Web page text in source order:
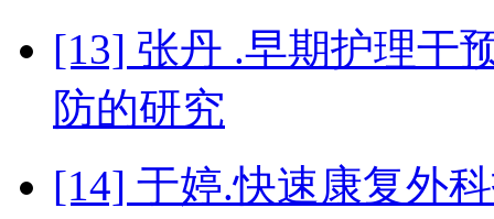
[13] 张丹 .早期护理干
防的研究
[14] 于婷.快速康复外